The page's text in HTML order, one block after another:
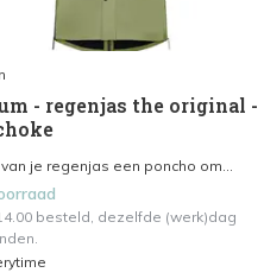
- regenjas the original -
je regenjas een poncho om...
besteld, dezelfde (werk)dag